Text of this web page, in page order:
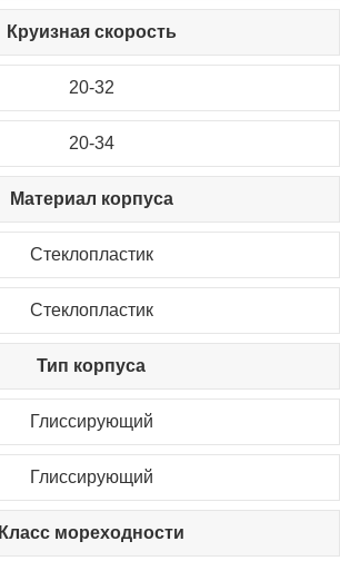
Круизная скорость
20-32
20-34
Материал корпуса
Стеклопластик
Стеклопластик
Тип корпуса
Глиссирующий
Глиссирующий
Класс мореходности